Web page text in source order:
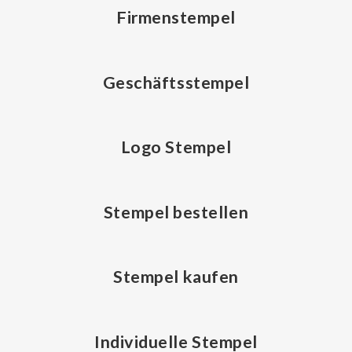
Firmenstempel
Geschäftsstempel
Logo Stempel
Stempel bestellen
Stempel kaufen
Individuelle Stempel